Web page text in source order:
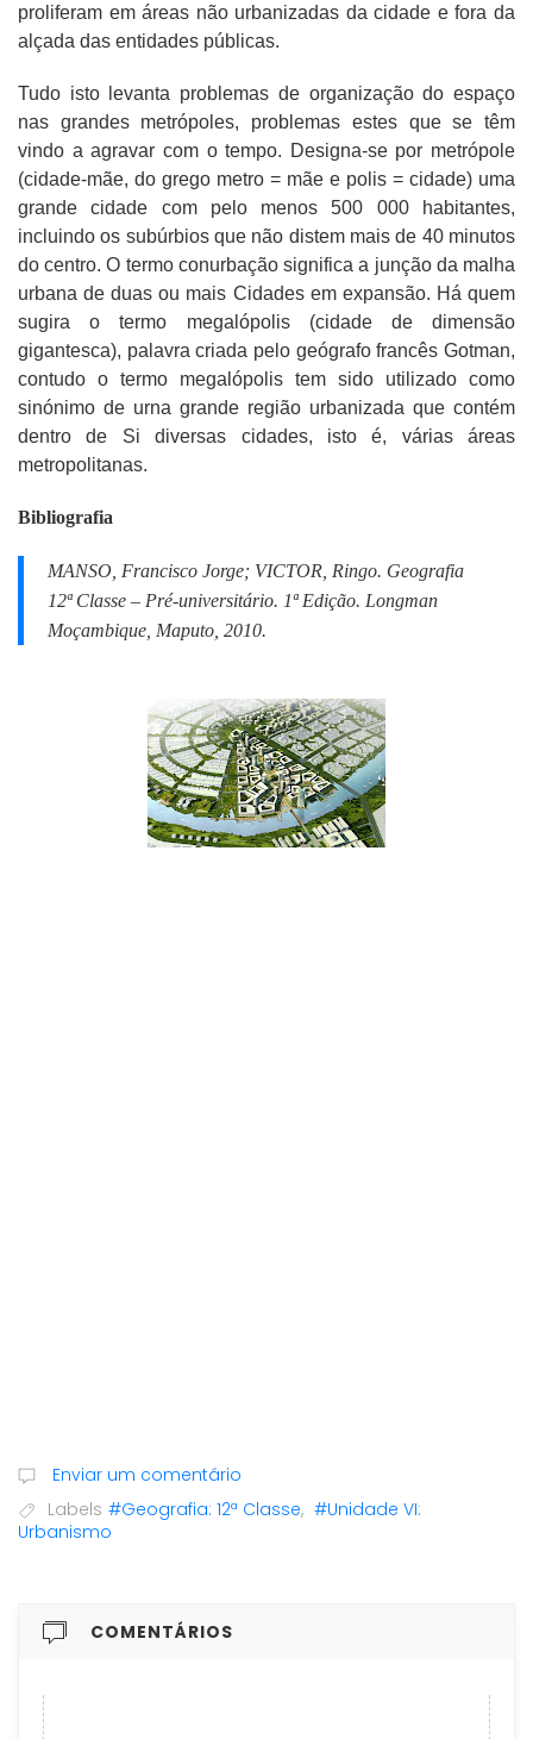
proliferam em áreas não urbanizadas da cidade e fora da
alçada das entidades públicas.
Tudo isto levanta problemas de organização do espaço
nas grandes metrópoles, problemas estes que se têm
vindo a agravar com o tempo. Designa-se por metrópole
(cidade-mãe, do grego metro = mãe e polis = cidade) uma
grande cidade com pelo menos 500 000 habitantes,
incluindo os subúrbios que não distem mais de 40 minutos
do centro. O termo conurbação significa a junção da malha
urbana de duas ou mais Cidades em expansão. Há quem
sugira o termo megalópolis (cidade de dimensão
gigantesca), palavra criada pelo geógrafo francês Gotman,
contudo o termo megalópolis tem sido utilizado como
sinónimo de urna grande região urbanizada que contém
dentro de Si diversas cidades, isto é, várias áreas
metropolitanas.
Bibliografia
MANSO, Francisco Jorge; VICTOR, Ringo. Geografia
12ª Classe – Pré-universitário. 1ª Edição. Longman
Moçambique, Maputo, 2010.
Enviar um comentário
Labels #Geografia: 12ª Classe, #Unidade VI:
Urbanismo
COMENTÁRIOS